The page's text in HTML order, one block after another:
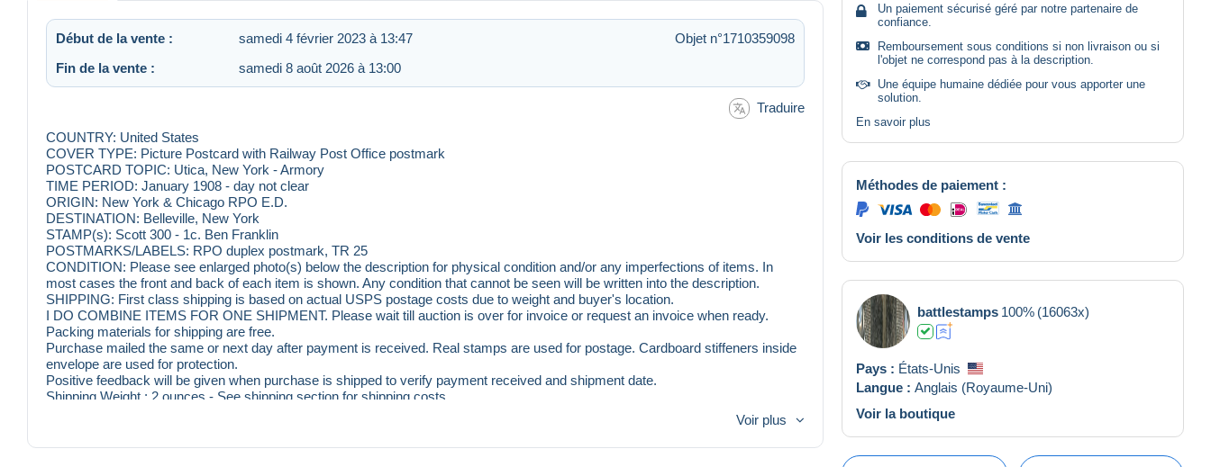
Début de la vente : samedi 4 février 2023 à 13:47
Objet n°1710359098
Fin de la vente :
samedi 8 août 2026 à 13:00
Traduire
COUNTRY: United States
COVER TYPE: Picture Postcard with Railway Post Office postmark
POSTCARD TOPIC: Utica, New York - Armory
TIME PERIOD: January 1908 - day not clear
ORIGIN: New York & Chicago RPO E.D.
DESTINATION: Belleville, New York
STAMP(s): Scott 300 - 1c. Ben Franklin
POSTMARKS/LABELS: RPO duplex postmark, TR 25
CONDITION: Please see enlarged photo(s) below the description for physical condition and/or any imperfections of items. In
most cases the front and back of each item is shown. Any condition that cannot be seen will be written into the description.
SHIPPING: First class shipping is based on actual USPS postage costs due to weight and buyer's location.
I DO COMBINE ITEMS FOR ONE SHIPMENT. Please wait till auction is over for invoice or request an invoice when ready.
Packing materials for shipping are free.
Purchase mailed the same or next day after payment is received. Real stamps are used for postage. Cardboard stiffeners inside
envelope are used for protection.
Positive feedback will be given when purchase is shipped to verify payment received and shipment date.
Shipping Weight : 2 ounces - See shipping section for shipping costs.
Voir plus
Un paiement sécurisé géré par notre partenaire de
confiance.
Remboursement sous conditions si non livraison ou si
l'objet ne correspond pas à la description.
Une équipe humaine dédiée pour vous apporter une
solution.
En savoir plus
Méthodes de paiement :
Voir les conditions de vente
battlestamps 100% (16063x)
Pays : États-Unis
Langue : Anglais (Royaume-Uni)
Voir la boutique